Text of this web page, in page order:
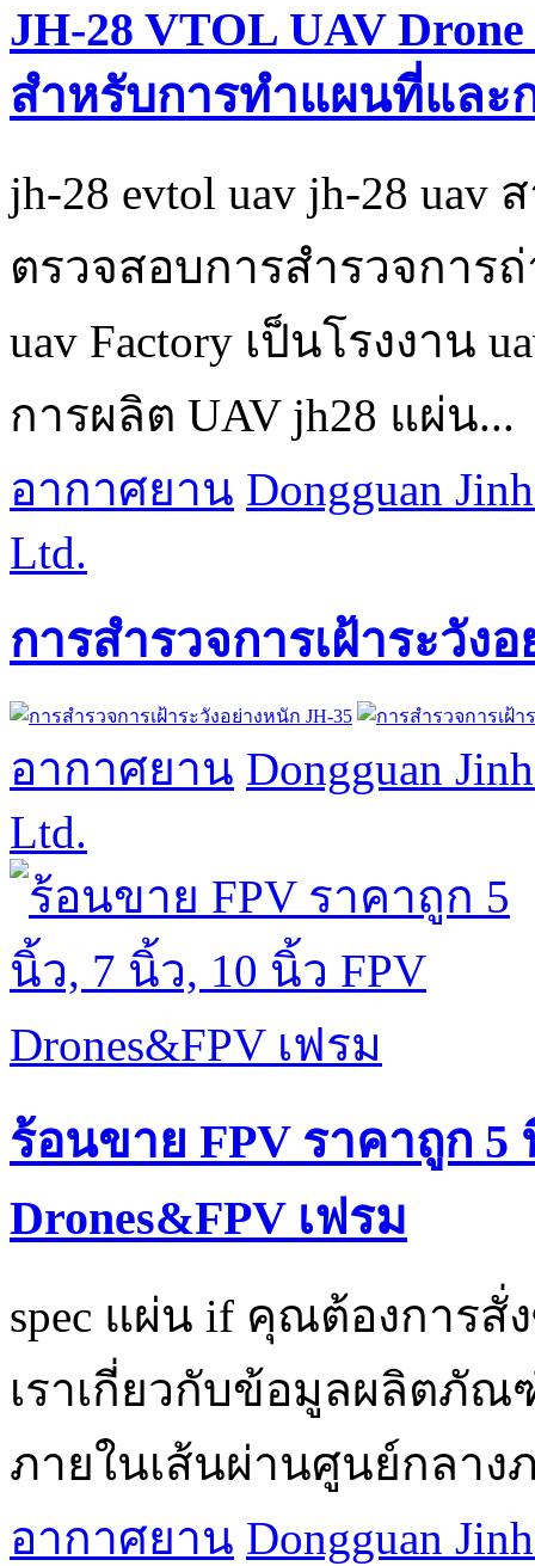
JH-28 VTOL UAV
สำหรับการทำแผนที่และก
jh-28 evtol uav jh-28 uav
ตรวจสอบการสำรวจการ
uav Factory เป็นโรงงาน
การผลิต UAV jh28 แผ่น...
อากาศยาน Dongguan
Ltd.
การสำรวจการเฝ้าระวัง
อากาศยาน Dongguan
Ltd.
ร้อนขาย FPV ราคาถูก 5
Drones&FPV เฟรม
spec แผ่น if คุณต้องการ
เราเกี่ยวกับข้อมูลผลิตภัณ
ภายในเส้นผ่านศูนย์กลาง
อากาศยาน Dongguan